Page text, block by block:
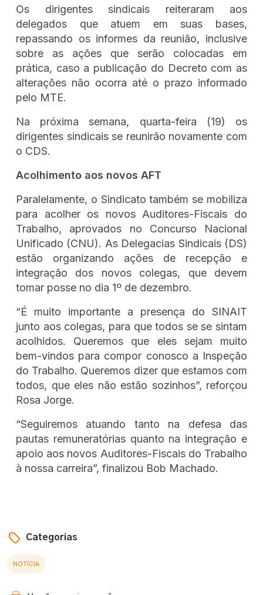
Os dirigentes sindicais reiteraram aos
delegados que atuem em suas bases,
repassando os informes da reunião, inclusive
sobre as ações que serão colocadas em
prática, caso a publicação do Decreto com as
alterações não ocorra até o prazo informado
pelo MTE.
Na próxima semana, quarta-feira (19) os
dirigentes sindicais se reunirão novamente com
o CDS.
Acolhimento aos novos AFT
Paralelamente, o Sindicato também se mobiliza
para acolher os novos Auditores-Fiscais do
Trabalho, aprovados no Concurso Nacional
Unificado (CNU). As Delegacias Sindicais (DS)
estão organizando ações de recepção e
integração dos novos colegas, que devem
tomar posse no dia 1º de dezembro.
“É muito importante a presença do SINAIT
junto aos colegas, para que todos se se sintam
acolhidos. Queremos que eles sejam muito
bem-vindos para compor conosco a Inspeção
do Trabalho. Queremos dizer que estamos com
todos, que eles não estão sozinhos”, reforçou
Rosa Jorge.
“Seguiremos atuando tanto na defesa das
pautas remuneratórias quanto na integração e
apoio aos novos Auditores-Fiscais do Trabalho
à nossa carreira”, finalizou Bob Machado.
Categorias
NOTÍCIA